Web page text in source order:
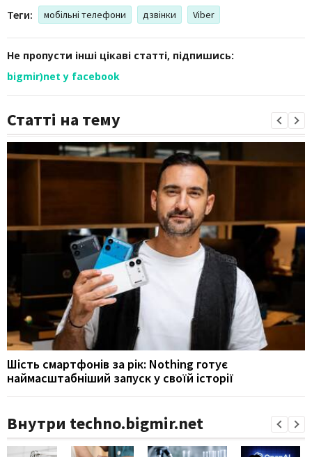
Теги: мобільні телефони дзвінки Viber
Не пропусти інші цікаві статті, підпишись:
bigmir)net у facebook
Статті на тему
Шість смартфонів за рік: Nothing готує
наймасштабніший запуск у своїй історії
Внутри techno.bigmir.net